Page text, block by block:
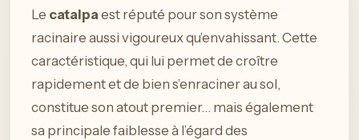
Le catalpaest réputé pour son système
racinaire aussi vigoureux qu’envahissant. Cette
caractéristique, qui lui permet de croître
rapidement et de bien s’enraciner au sol,
constitue son atout premier… mais également
sa principale faiblesse à l’égard des